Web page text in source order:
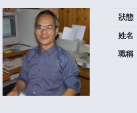
狀態
姓名
職稱